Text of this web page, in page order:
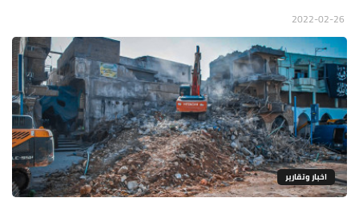
اخبار وتقارير